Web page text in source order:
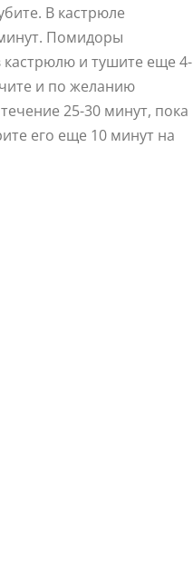
В кастрюле
Помидоры
кастрюлю и тушите еще 4-
и по желанию
25-30 минут, пока
его еще 10 минут на